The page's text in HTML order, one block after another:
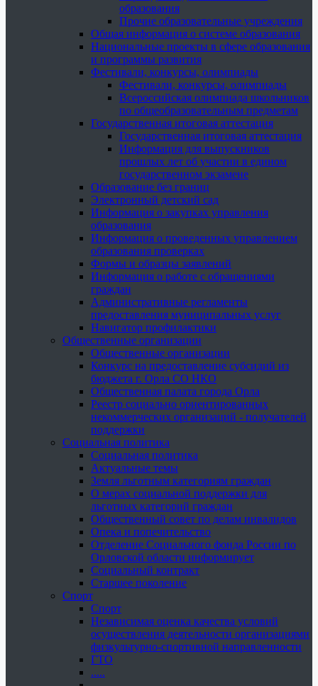
образования
Прочие образовательные учреждения
Общая информация о системе образования
Национальные проекты в сфере образования
и программы развития
Фестивали, конкурсы, олимпиады
Фестивали, конкурсы, олимпиады
Всероссийская олимпиада школьников
по общеобразовательным предметам
Государственная итоговая аттестация
Государственная итоговая аттестация
Информация для выпускников
прошлых лет об участии в едином
государственном экзамене
Образование без границ
Электронный детский сад
Информация о закупках управления
образования
Информация о проведенных управлением
образования проверках
Формы и образцы заявлений
Информация о работе с обращениями
граждан
Административные регламенты
предоставления муниципальных услуг
Навигатор профилактики
Общественные организации
Общественные организации
Конкурс на предоставление субсидий из
бюджета г. Орла СО НКО
Общественная палата города Орла
Реестр социально ориентированных
некоммерческих организаций - получателей
поддержки
Социальная политика
Социальная политика
Актуальные темы
Земля льготным категориям граждан
О мерах социальной поддержки для
льготных категорий граждан
Общественный совет по делам инвалидов
Опека и попечительство
Отделение Социального фонда России по
Орловской области информирует
Социальный контракт
Старшее поколение
Спорт
Спорт
Независимая оценка качества условий
осуществления деятельности организациями
физкультурно-спортивной направленности
ГТО
.....